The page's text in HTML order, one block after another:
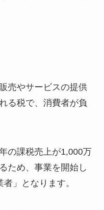
売やサービスの提供
る税で、消費者が負
の課税売上が1,000万
ため、事業を開始し
」となります。